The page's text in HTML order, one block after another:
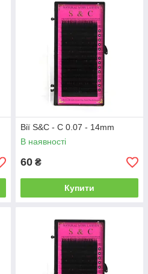
Вії S&C - С 0.07 - 14mm
В наявності
60 ₴
Купити